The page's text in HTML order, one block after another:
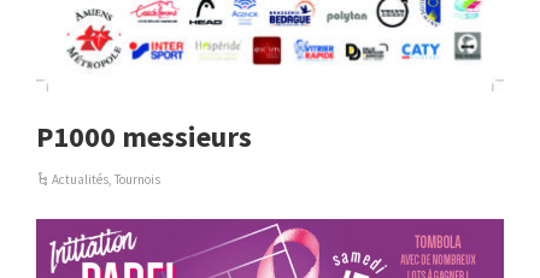
P1000 messieurs
Actualités ,Tournois